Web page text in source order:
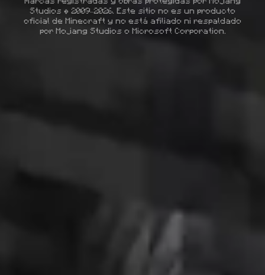
Studios © 2009–2026. Este sitio no es un producto
oficial de Minecraft y no está afiliado ni respaldado
por Mojang Studios o Microsoft Corporation.